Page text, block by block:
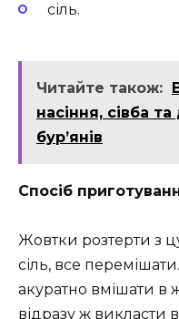
сіль.
Читайте також:
насіння, сівба
бур’янів
Спосіб
Жовтки розтерти з
сіль, все
акуратно вмішати в
відразу ж викласти